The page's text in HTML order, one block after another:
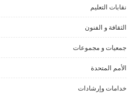
نقابات التعليم
الثقافة و الفنون
جمعيات و مجموعات
الأمم المتحدة
خدامات وإرشادات